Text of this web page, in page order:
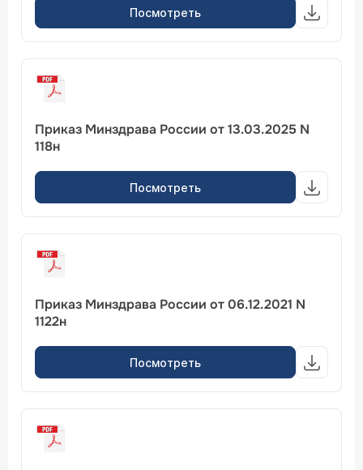
Посмотреть
Приказ Минздрава России от 13.03.2025 N
118н
Посмотреть
Приказ Минздрава России от 06.12.2021 N
1122н
Посмотреть